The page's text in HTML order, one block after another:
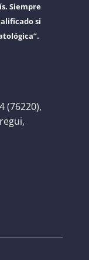
Siempre
si
(76220),